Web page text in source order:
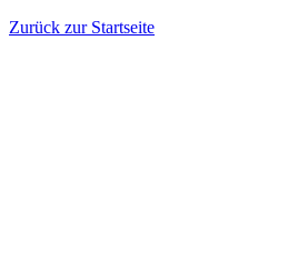
Zurück zur Startseite